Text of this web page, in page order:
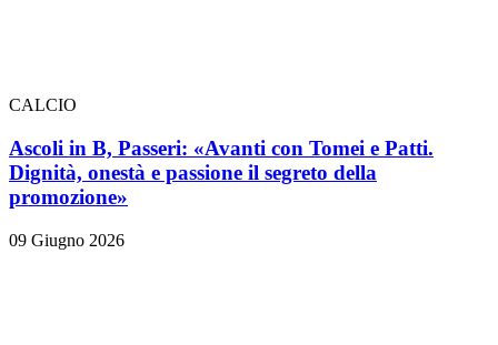
CALCIO
Ascoli in B, Passeri: «Avanti con Tomei e Patti.
Dignità, onestà e passione il segreto della
promozione»
09 Giugno 2026